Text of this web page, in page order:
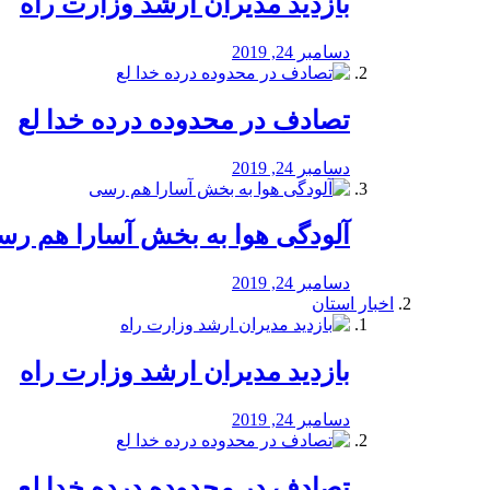
دسامبر 24, 2019
تصادف در محدوده درده خدا لع
دسامبر 24, 2019
آلودگی هوا به بخش آسارا هم
دسامبر 24, 2019
اخبار استان
بازدید مدیران ارشد وزارت راه
دسامبر 24, 2019